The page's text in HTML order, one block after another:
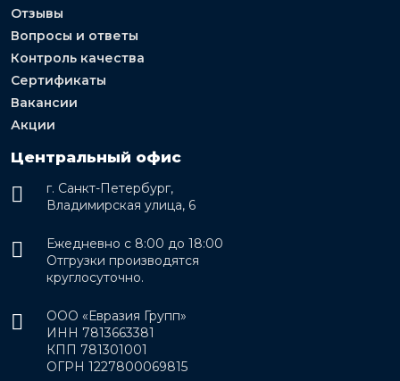
Отзывы
Вопросы и ответы
Контроль качества
Сертификаты
Вакансии
Акции
Центральный офис
г. Санкт-Петербург,
Владимирская улица, 6
Ежедневно с 8:00 до 18:00
Отгрузки производятся
круглосуточно.
ООО «Евразия Групп»
ИНН 7813663381
КПП 781301001
ОГРН 1227800069815